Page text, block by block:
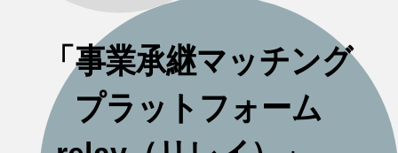
「事業承継マッチング
プラットフォーム